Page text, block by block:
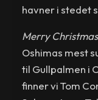
havner i stedet
Merry
Oshimas mest
til Gullpalmen i
finner vi Tom